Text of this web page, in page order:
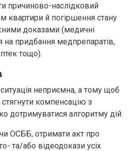
причиново-наслідковий
квартири й погіршення стану
доказами (медичні
на придбання медпрепаратів,
тощо).
неприємна, а тому щоб
стягнути компенсацію з
дотримуватися алгоритму дій:
ОСББ, отримати акт про
та/або відеодокази усіх